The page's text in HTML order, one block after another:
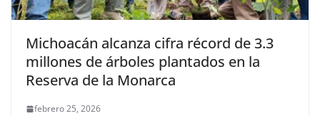
Michoacán alcanza cifra récord de 3.3
millones de árboles plantados en la
Reserva de la Monarca
febrero 25, 2026